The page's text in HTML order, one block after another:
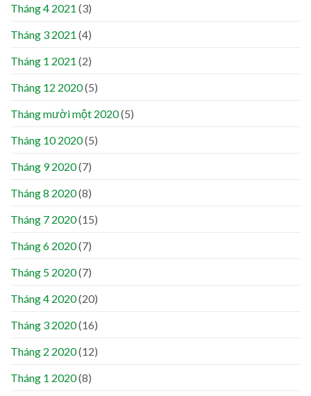
Tháng 4 2021 (3)
Tháng 3 2021 (4)
Tháng 1 2021 (2)
Tháng 12 2020(5)
Tháng mười một 2020(5)
Tháng 10 2020(5)
Tháng 9 2020(7)
Tháng 8 2020(8)
Tháng 7 2020(15)
Tháng 6 2020(7)
Tháng 5 2020(7)
Tháng 4 2020(20)
Tháng 3 2020(16)
Tháng 2 2020(12)
Tháng 1 2020(8)